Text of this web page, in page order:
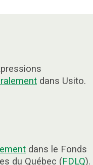
dans Usito.
dans le Fonds
du Québec (FDLQ).